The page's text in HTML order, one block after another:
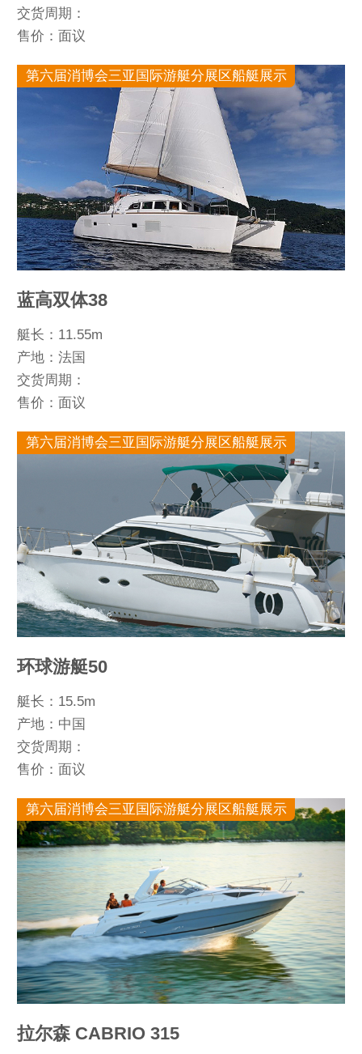
交货周期：
售价：面议
第六届消博会三亚国际游艇分展区船艇展示
蓝高双体38
艇长：11.55m
产地：法国
交货周期：
售价：面议
第六届消博会三亚国际游艇分展区船艇展示
环球游艇50
艇长：15.5m
产地：中国
交货周期：
售价：面议
第六届消博会三亚国际游艇分展区船艇展示
拉尔森 CABRIO 315